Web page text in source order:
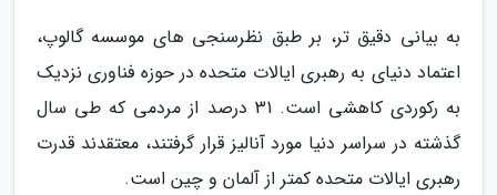
به بیانی دقیق تر، بر طبق نظرسنجی های موسسه گالوپ،
اعتماد دنیای به رهبری ایالات متحده در حوزه فناوری نزدیک
به رکوردی کاهشی است. 31 درصد از مردمی که طی سال
گذشته در سراسر دنیا مورد آنالیز قرار گرفتند، معتقدند قدرت
رهبری ایالات متحده کمتر از آلمان و چین است.